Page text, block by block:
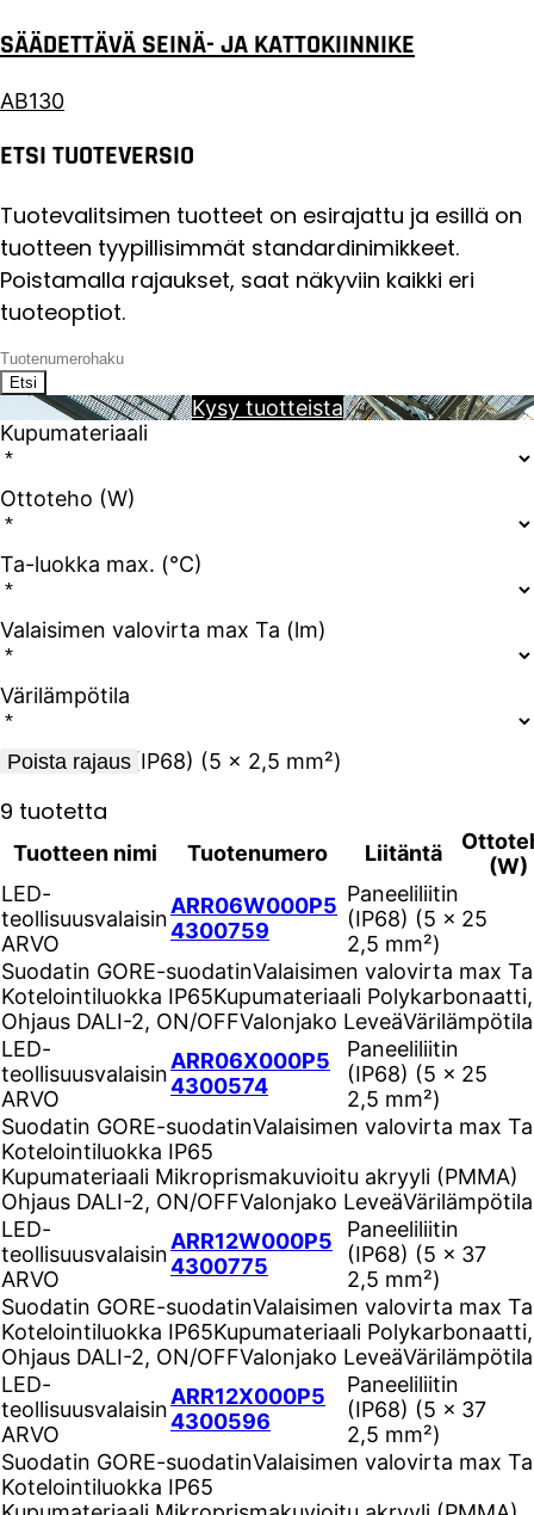
SÄÄDETTÄVÄ SEINÄ- JA KATTOKIINNIKE
AB130
ETSI TUOTEVERSIO
Tuotevalitsimen tuotteet on esirajattu ja esillä on
tuotteen tyypillisimmät standardinimikkeet.
Poistamalla rajaukset, saat näkyviin kaikki eri
tuoteoptiot.
Etsi
Kysy tuotteista
Kupumateriaali
Ottoteho (W)
Ta-luokka max. (°C)
Valaisimen valovirta max Ta (lm)
Värilämpötila
XPaneeliliitin (IP68) (5 × 2,5 mm²)
Poista rajaus
9 tuotetta
Tuotteen nimi Tuotenumero Liitäntä
(W)
LED-
teollisuusvalaisin
ARVO
ARR06W000P5
4300759
Paneeliliitin
(IP68) (5 ×
2,5 mm²)
25
Suodatin GORE-suodatinValaisimen valovirta max
Kotelointiluokka IP65Kupumateriaali
Ohjaus DALI-2, ON/OFFValonjako Leveä
LED-
teollisuusvalaisin
ARVO
ARR06X000P5
4300574
Paneeliliitin
(IP68) (5 ×
2,5 mm²)
25
Suodatin GORE-suodatinValaisimen valovirta max
Kotelointiluokka IP65
Kupumateriaali Mikroprismakuvioitu akryyli (PMMA)
Ohjaus DALI-2, ON/OFFValonjako Leveä
LED-
teollisuusvalaisin
ARVO
ARR12W000P5
4300775
Paneeliliitin
(IP68) (5 ×
2,5 mm²)
37
Suodatin GORE-suodatinValaisimen valovirta max
Kotelointiluokka IP65Kupumateriaali
Ohjaus DALI-2, ON/OFFValonjako Leveä
LED-
teollisuusvalaisin
ARVO
ARR12X000P5
4300596
Paneeliliitin
(IP68) (5 ×
2,5 mm²)
37
Suodatin GORE-suodatinValaisimen valovirta max
Kotelointiluokka IP65